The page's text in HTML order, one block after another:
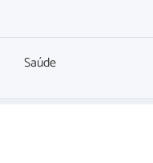
Saúde